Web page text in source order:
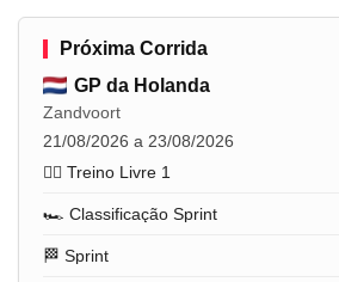
Próxima Corrida
GP da Holanda
Zandvoort
21/08/2026 a 23/08/2026
🏋️‍♂️ Treino Livre 1
🏎️ Classificação Sprint
🏁 Sprint